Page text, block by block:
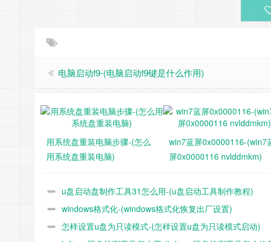
电脑启动f9-(电脑启动f9键是什么作用)
用系统盘重装电脑步骤-(怎么
用系统盘重装电脑)
win7蓝屏0x0000116-(win7
屏0x0000116 nvlddmkm)
u盘启动盘制作工具31怎么用-(u盘启动工具制作教程)
windows格式化-(windows格式化恢复出厂设置)
怎样设置u盘为只读模式-(怎样设置u盘为只读模式启动)